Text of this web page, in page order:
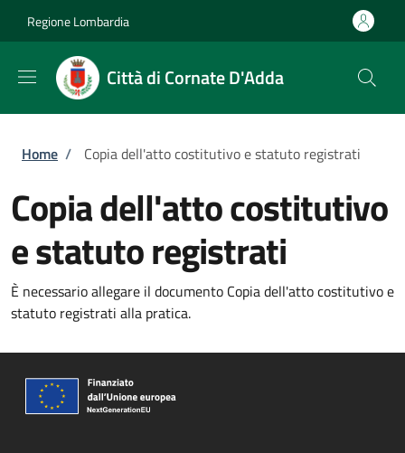
Regione Lombardia
Città di Cornate D'Adda
Briciole di pane
Home / Copia dell'atto costitutivo e statuto registrati
Copia dell'atto costitutivo
e statuto registrati
È necessario allegare il documento Copia dell'atto costitutivo e
statuto registrati alla pratica.